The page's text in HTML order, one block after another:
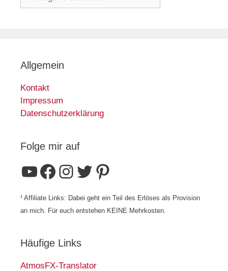
Allgemein
Kontakt
Impressum
Datenschutzerklärung
Folge mir auf
YouTube
Facebook
Instagram
Twitter
Pinterest
¹ Affiliate Links: Dabei geht ein Teil des Erlöses als Provision
an mich. Für euch entstehen KEINE Mehrkosten.
Häufige Links
AtmosFX-Translator